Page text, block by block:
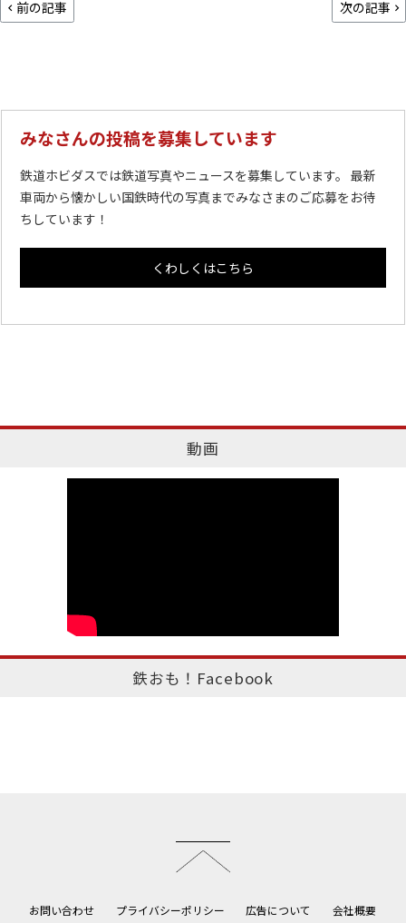
前の記事 次の記事
みなさんの投稿を募集しています
鉄道ホビダスでは鉄道写真やニュースを募集しています。 最新
車両から懐かしい国鉄時代の写真までみなさまのご応募をお待
ちしています！
くわしくはこちら
動画
鉄おも！Facebook
お問い合わせ プライバシーポリシー 広告について 会社概要